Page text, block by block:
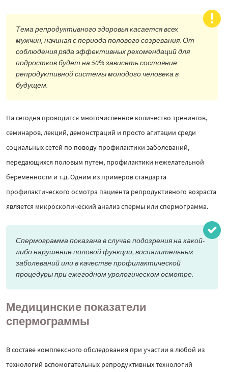
Тема репродуктивного здоровья касается всех
мужчин, начиная с периода полового созревания. От
соблюдения ряда эффективных рекомендаций для
подростков будет на 50% зависеть состояние
репродуктивной системы молодого человека в
будущем.
На сегодня проводится многочисленное количество тренингов,
семинаров, лекций, демонстраций и просто агитации среди
социальных сетей по поводу профилактики заболеваний,
передающихся половым путем, профилактики нежелательной
беременности и т.д. Одним из примеров стандарта
профилактического осмотра пациента репродуктивного возраста
является микроскопический анализ спермы или спермограмма.
Спермограмма показана в случае подозрения на какой-
либо нарушение половой функции, воспалительных
заболеваний или в качестве профилактической
процедуры при ежегодном урологическом осмотре.
Медицинские показатели
спермограммы
В составе комплексного обследования при участии в любой из
технологий вспомогательных репродуктивных технологий